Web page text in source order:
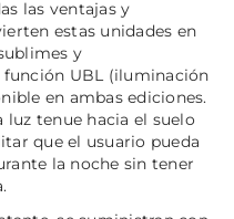
las ventajas y
estas unidades en
y
UBL (iluminación
en ambas ediciones.
luz tenue hacia el suelo
que el usuario pueda
la noche sin tener